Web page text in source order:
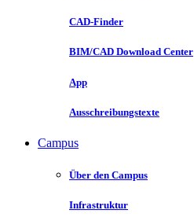
CAD-Finder
BIM/CAD Download Center
App
Ausschreibungstexte
Campus
Über den Campus
Infrastruktur